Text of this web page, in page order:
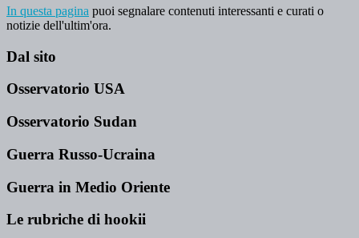
In questa pagina puoi segnalare contenuti interessanti e curati o
notizie dell'ultim'ora.
Dal sito
Osservatorio USA
Osservatorio Sudan
Guerra Russo-Ucraina
Guerra in Medio Oriente
Le rubriche di hookii